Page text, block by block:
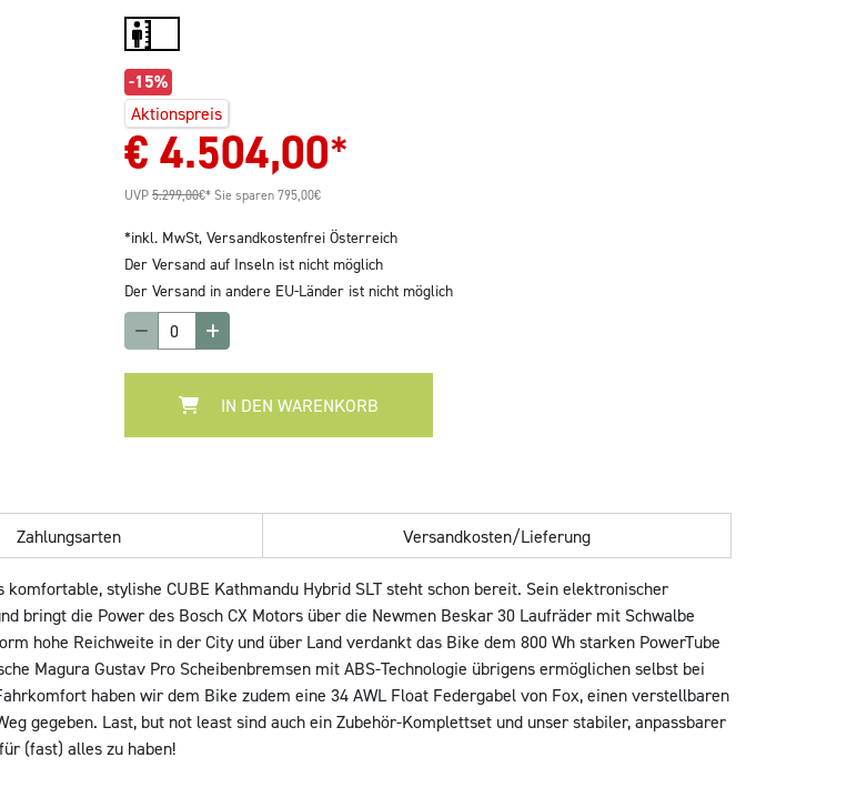
-15%
Aktionspreis
€ 4.504,00*
UVP 5.299,00€* Sie sparen 795,00€
*inkl. MwSt, Versandkostenfrei Österreich
Der Versand auf Inseln ist nicht möglich
Der Versand in andere EU-Länder ist nicht möglich
IN DEN WARENKORB
Zahlungsarten Versandkosten/Lieferung
stylishe CUBE Kathmandu Hybrid SLT steht schon bereit. Sein elektronischer
bringt die Power des Bosch CX Motors über die Newmen Beskar 30 Laufräder mit Schwalbe
hohe Reichweite in der City und über Land verdankt das Bike dem 800 Wh starken PowerTube
Magura Gustav Pro Scheibenbremsen mit ABS-Technologie übrigens ermöglichen selbst bei
haben wir dem Bike zudem eine 34 AWL Float Federgabel von Fox, einen verstellbaren
gegeben. Last, but not least sind auch ein Zubehör-Komplettset und unser stabiler, anpassbarer
(fast) alles zu haben!